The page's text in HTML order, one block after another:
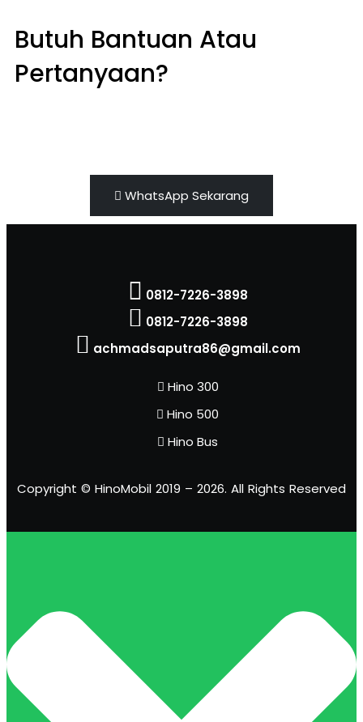
Butuh Bantuan Atau
Pertanyaan?
WhatsApp Sekarang
0812-7226-3898
0812-7226-3898
achmadsaputra86@gmail.com
Hino 300
Hino 500
Hino Bus
Copyright © HinoMobil 2019 – 2026. All Rights Reserved